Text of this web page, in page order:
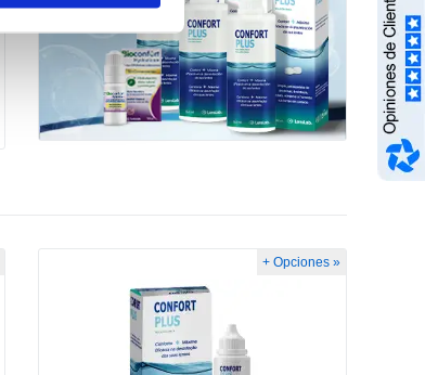
+ Opciones »